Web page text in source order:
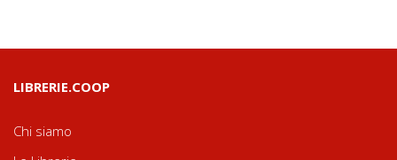
LIBRERIE.COOP
Chi siamo